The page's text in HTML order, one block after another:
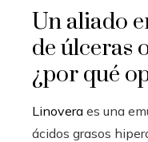
Un aliado
de úlceras
¿por qué
Linovera es una
ácidos grasos